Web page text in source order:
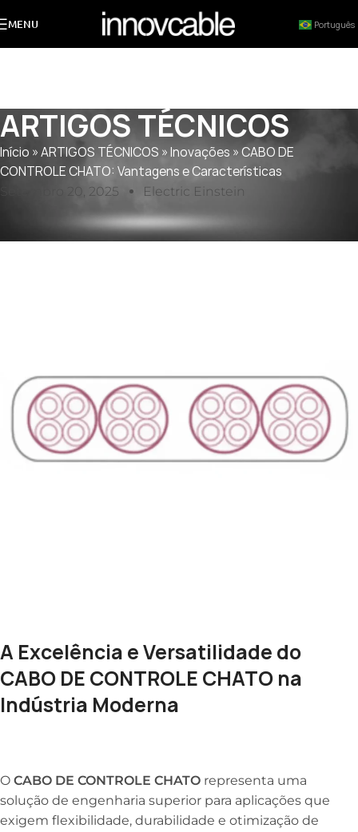
MENU Português
ARTIGOS TÉCNICOS
Início »ARTIGOS TÉCNICOS »Inovações »CABO DE
CONTROLE CHATO: Vantagens e Características
Setembro 20, 2025 Electric Einstein
A Excelência e Versatilidade do
CABO DE CONTROLE CHATO na
Indústria Moderna
O CABO DE CONTROLE CHATO representa uma
solução de engenharia superior para aplicações que
exigem flexibilidade, durabilidade e otimização de